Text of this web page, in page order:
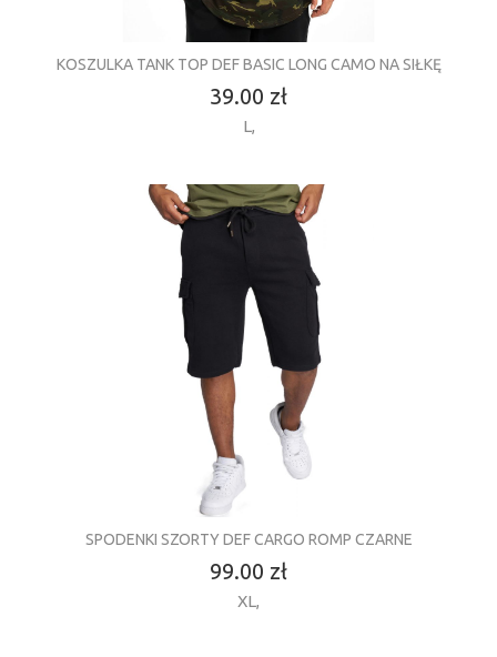
KOSZULKA TANK TOP DEF BASIC LONG CAMO NA SIŁKĘ
39.00 zł
L,
SPODENKI SZORTY DEF CARGO ROMP CZARNE
99.00 zł
XL,